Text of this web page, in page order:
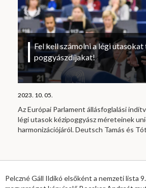
Fel kell számolni a légi
poggyászdíjakat!
2023. 10. 05.
Az Európai Parlament állásfoglalási
légi utasok kézipoggyász méreteinek
harmonizációjáról. Deutsch Tamás és
Pelczné Gáll Ildikó elsőként a nemzeti lista